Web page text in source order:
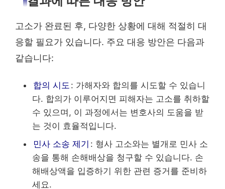
고소가 완료된 후, 다양한 상황에 대해 적절히 대
응할 필요가 있습니다. 주요 대응 방안은 다음과
같습니다:
합의 시도 : 가해자와 합의를 시도할 수 있습니
다. 합의가 이루어지면 피해자는 고소를 취하할
수 있으며, 이 과정에서는 변호사의 도움을 받
는 것이 효율적입니다.
민사 소송 제기 : 형사 고소와는 별개로 민사 소
송을 통해 손해배상을 청구할 수 있습니다. 손
해배상액을 입증하기 위한 관련 증거를 준비하
세요.